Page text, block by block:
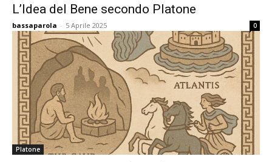
L’Idea del Bene secondo Platone
bassaparola - 5 Aprile 2025 0
Platone